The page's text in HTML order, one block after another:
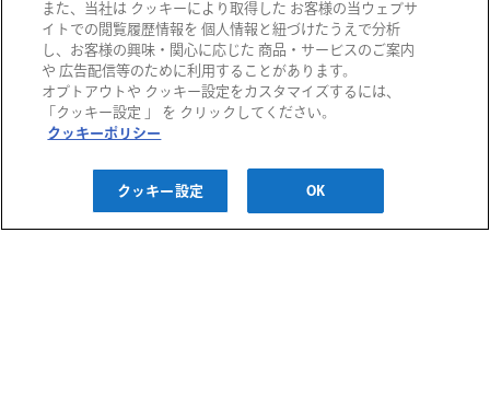
西宮阪急
離乳食講座～噛める子
に育てる離乳食のコツ
2026/08/20(木)
また、当社は クッキーにより取得した お客様の当ウェブサ
イトでの閲覧履歴情報を 個人情報と紐づけたうえで分析
し、お客様の興味・関心に応じた 商品・サービスのご案内
や 広告配信等のために利用することがあります。
オプトアウトや クッキー設定をカスタマイズするには、
「クッキー設定 」 を クリックしてください。
クッキーポリシー
クッキー設定 OK